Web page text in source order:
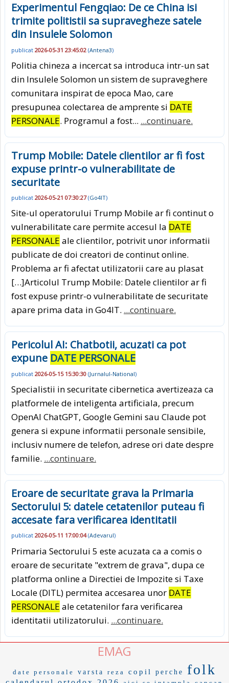
Experimentul Fengqiao: De ce China isi
trimite politistii sa supravegheze satele
din Insulele Solomon
publicat 2026-05-31 23:45:02 (Antena3)
Politia chineza a incercat sa introduca intr-un sat
din Insulele Solomon un sistem de supraveghere
comunitara inspirat de epoca Mao, care
presupunea colectarea de amprente si DATE
PERSONALE. Programul a fost... ...continuare.
Trump Mobile: Datele clientilor ar fi fost
expuse printr-o vulnerabilitate de
securitate
publicat 2026-05-21 07:30:27(Go4IT)
Site-ul operatorului Trump Mobile ar fi continut o
vulnerabilitate care permite accesul la DATE
PERSONALE ale clientilor, potrivit unor informatii
publicate de doi creatori de continut online.
Problema ar fi afectat utilizatorii care au plasat
[…]Articolul Trump Mobile: Datele clientilor ar fi
fost expuse printr-o vulnerabilitate de securitate
apare prima data in Go4IT. ...continuare.
Pericolul AI: Chatbotii, acuzati ca pot
expune DATE PERSONALE
publicat 2026-05-15 15:30:30 (Jurnalul-National)
Specialistii in securitate cibernetica avertizeaza ca
platformele de inteligenta artificiala, precum
OpenAI ChatGPT, Google Gemini sau Claude pot
genera si expune informatii personale sensibile,
inclusiv numere de telefon, adrese ori date despre
familie. ...continuare.
Eroare de securitate grava la Primaria
Sectorului 5: datele cetatenilor puteau fi
accesate fara verificarea identitatii
publicat 2026-05-11 17:00:04(Adevarul)
Primaria Sectorului 5 este acuzata ca a comis o
eroare de securitate "extrem de grava", dupa ce
platforma online a Directiei de Impozite si Taxe
Locale (DITL) permitea accesarea unor DATE
PERSONALE ale cetatenilor fara verificarea
identitatii utilizatorului. ...continuare.
EMAG
date personale varsta reza copil perche folk